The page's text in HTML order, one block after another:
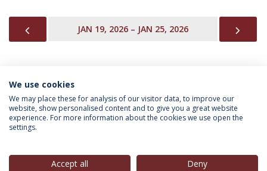
PREVIOUSJAN 19, 2026 – JAN 25, 2026
INFORMAÇÃO PARA
We use cookies
We may place these for analysis of our visitor data, to improve our
website, show personalised content and to give you a great website
experience. For more information about the cookies we use open the
settings.
Accept all Deny